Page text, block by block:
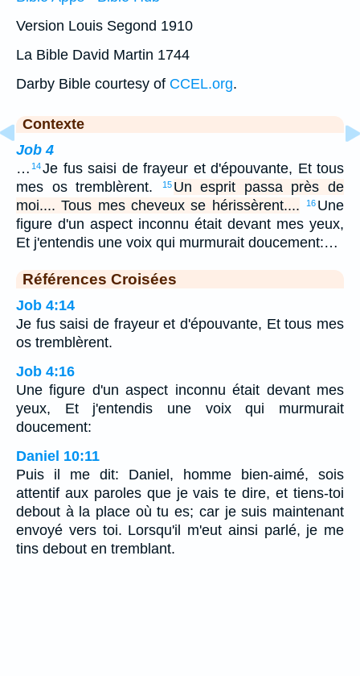
Version Louis Segond 1910
La Bible David Martin 1744
Darby Bible courtesy of CCEL.org.
Contexte
Job 4
… 14Je fus saisi de frayeur et d'épouvante, Et tous
mes os tremblèrent.
15 Un esprit passa près de
moi.... Tous mes cheveux se hérissèrent....
16 Une
figure d'un aspect inconnu était devant mes yeux,
Et j'entendis une voix qui murmurait doucement:…
Références Croisées
Job 4:14
Je fus saisi de frayeur et d'épouvante, Et tous mes
os tremblèrent.
Job 4:16
Une figure d'un aspect inconnu était devant mes
yeux, Et j'entendis une voix qui murmurait
doucement:
Daniel 10:11
Puis il me dit: Daniel, homme bien-aimé, sois
attentif aux paroles que je vais te dire, et tiens-toi
debout à la place où tu es; car je suis maintenant
envoyé vers toi. Lorsqu'il m'eut ainsi parlé, je me
tins debout en tremblant.